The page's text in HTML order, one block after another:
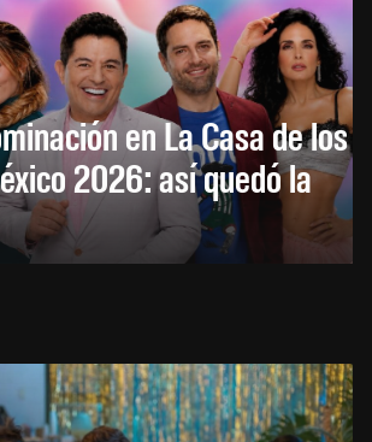
en La Casa de los
2026: así quedó la